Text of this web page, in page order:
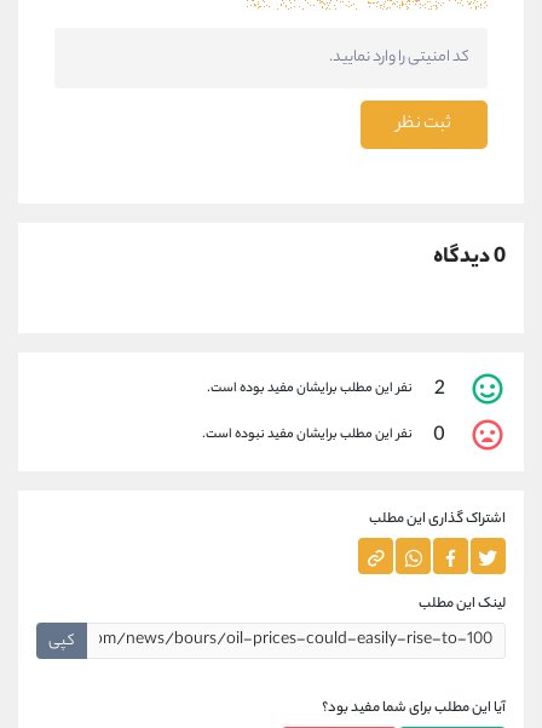
ثبت نظر
0 دیدگاه
2 نفر این مطلب برایشان مفید بوده است.
0 نفر این مطلب برایشان مفید نبوده است.
اشتراک گذاری این مطلب
لینک این مطلب
کپی
آیا این مطلب برای شما مفید بود؟